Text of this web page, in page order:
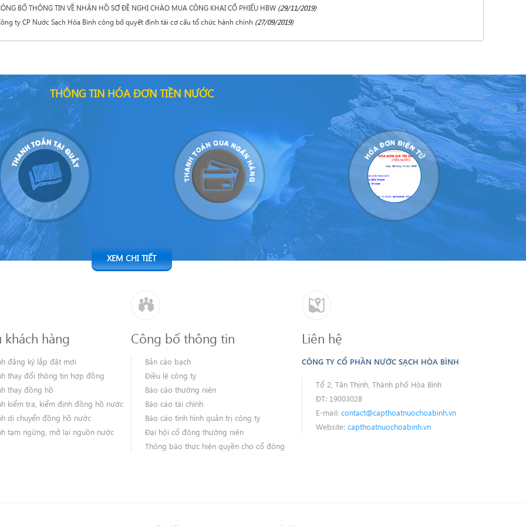
BỐ THÔNG TIN VỀ NHẬN HỒ SƠ ĐỀ NGHỊ CHÀO MUA CÔNG KHAI CỔ PHIẾU HBW (29/11/2019)
ty CP Nước Sạch Hòa Bình công bố quyết định tái cơ cấu tổ chức hành chính (27/09/2019)
THÔNG TIN HÓA ĐƠN TIỀN NƯỚC
XEM CHI TIẾT
khách hàng
đăng ký lắp đặt mới
thay đổi thông tin hợp đồng
thay đồng hồ
kiểm tra, kiểm định đồng hồ nước
di chuyển đồng hồ nước
tạm ngừng, mở lại nguồn nước
Công bố thông tin
Bản cáo bạch
Điều lệ công ty
Báo cáo thường niên
Báo cáo tài chính
Báo cáo tình hình quản trị công ty
Đại hội cổ đông thường niên
Thông báo thực hiện quyền cho cổ đông
Liên hệ
CÔNG TY CỔ PHẦN NƯỚC SẠCH HÒA BÌNH
Tổ 2, Tân Thịnh, Thành phố Hòa Bình
ĐT: 19003028
E-mail: contact@capthoatnuochoabinh.vn
Website: capthoatnuochoabinh.vn